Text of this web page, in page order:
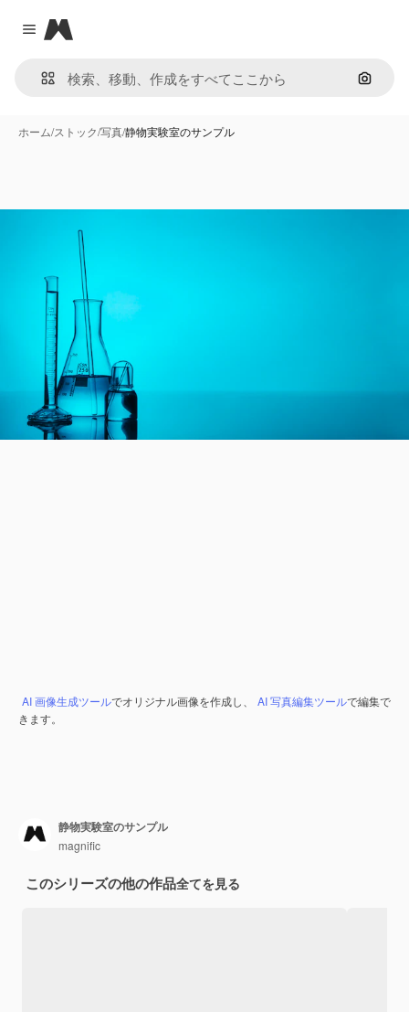
Close menu
Magnific
画像で
ホーム/ストック/写真/静物実験室のサンプル
AI 画像生成ツールでオリジナル画像を作成し、 AI 写真編集ツールで編集で
きます。
静物実験室のサンプル
magnific
このシリーズの他の作品全てを見る